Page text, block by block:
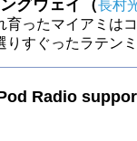
グウェイ（長村
育ったマイアミは
りすぐったラテン
Radio